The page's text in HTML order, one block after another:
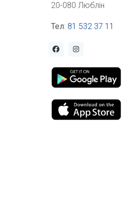
20-080 Люблін
Тел: 81 532 37 11